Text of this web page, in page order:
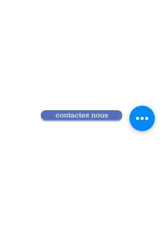
contactez nous